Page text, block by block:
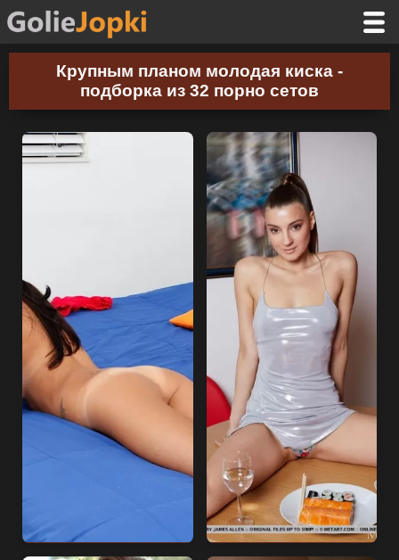
Крупным планом молодая киска -
подборка из 32 порно сетов